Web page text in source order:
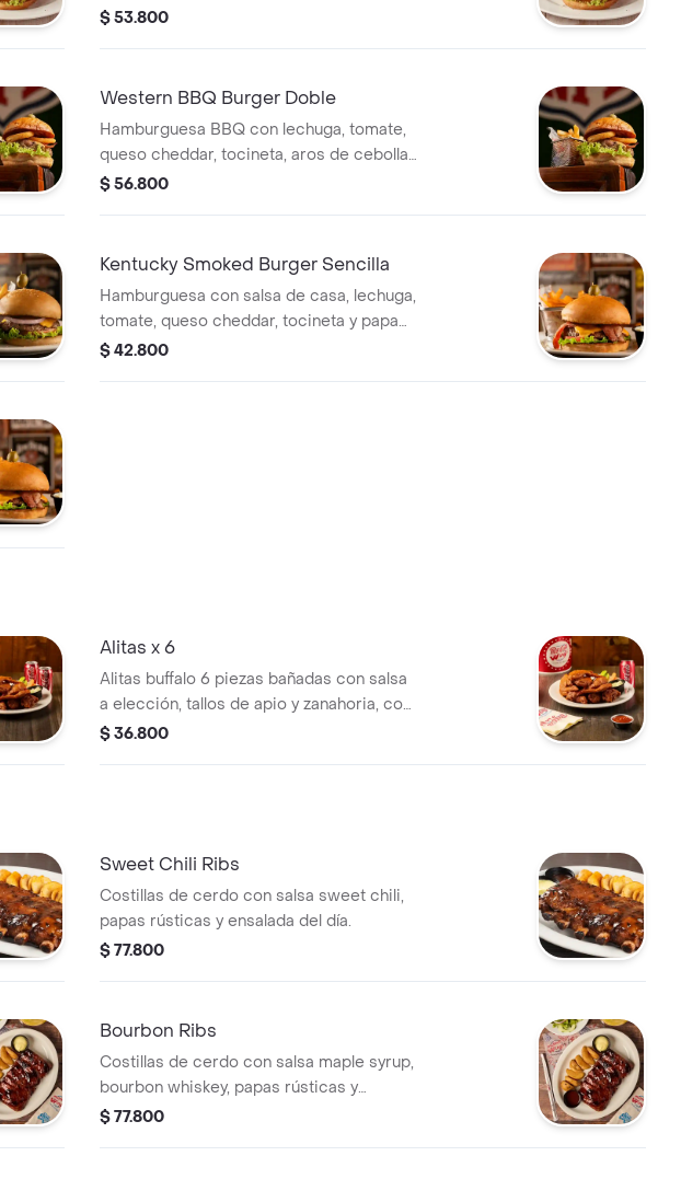
tocineta y papa francesa.
$ 53.800
Western BBQ Burger Doble
Hamburguesa BBQ con lechuga, tomate,
queso cheddar, tocineta, aros de cebolla
y papa francesa.
$ 56.800
Kentucky Smoked Burger Sencilla
Hamburguesa con salsa de casa, lechuga,
tomate, queso cheddar, tocineta y papa
francesa.
$ 42.800
Alitas x 6
Alitas buffalo 6 piezas bañadas con salsa
a elección, tallos de apio y zanahoria, con
blue cheese dressing o ajo
$ 36.800
Sweet Chili Ribs
Costillas de cerdo con salsa sweet chili,
papas rústicas y ensalada del día.
$ 77.800
Bourbon Ribs
Costillas de cerdo con salsa maple syrup,
bourbon whiskey, papas rústicas y
ensalada del día.
$ 77.800